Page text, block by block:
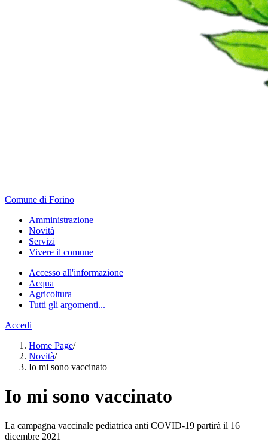
Comune di Forino
Amministrazione
Novità
Servizi
Vivere il comune
Accesso all'informazione
Acqua
Agricoltura
Tutti gli argomenti...
Accedi
Home Page/
Novità/
Io mi sono vaccinato
Io mi sono vaccinato
La campagna vaccinale pediatrica anti COVID-19 partirà il 16
dicembre 2021